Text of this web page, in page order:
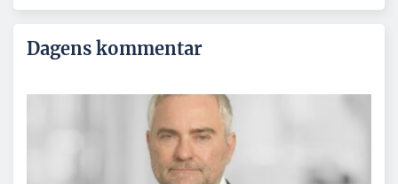
Dagens kommentar